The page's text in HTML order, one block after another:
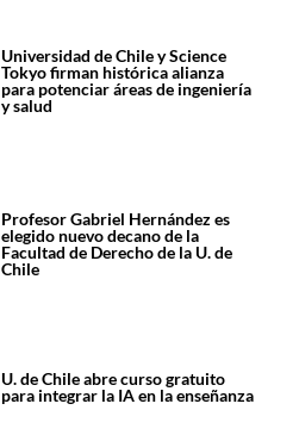
Universidad de Chile y Science
Tokyo firman histórica alianza
para potenciar áreas de ingeniería
y salud
Profesor Gabriel Hernández es
elegido nuevo decano de la
Facultad de Derecho de la U. de
Chile
U. de Chile abre curso gratuito
para integrar la IA en la enseñanza